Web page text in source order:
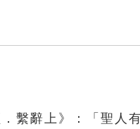
繫辭上》：「聖人